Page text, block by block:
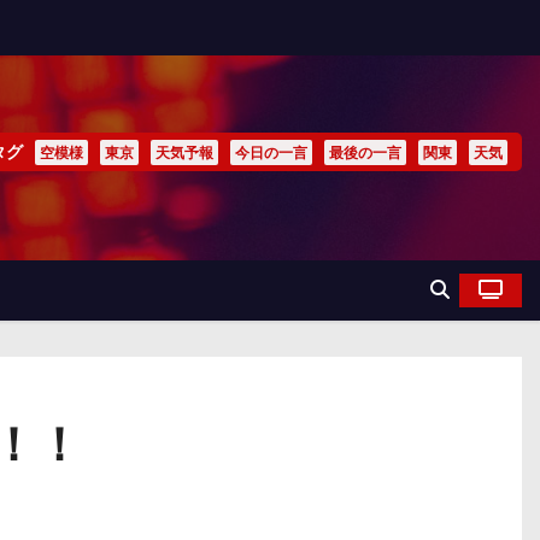
グ 空模様 東京 天気予報 今日の一言 最後の一言 関東 天気
！